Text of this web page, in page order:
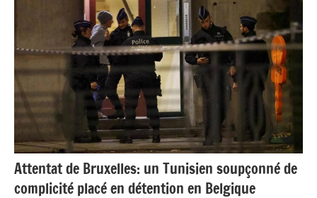
Attentat de Bruxelles: un Tunisien soupçonné de
complicité placé en détention en Belgique